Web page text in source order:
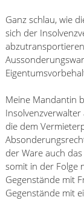
Ganz schlau, wie
sich der
Meine Mandantin
die dem
der Ware auch
somit in der Folge
Gegenstände mit
Gegenstände mit